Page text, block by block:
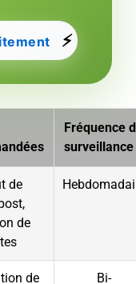
⚡
Fréquence
surveillance
de
de
de Bi-